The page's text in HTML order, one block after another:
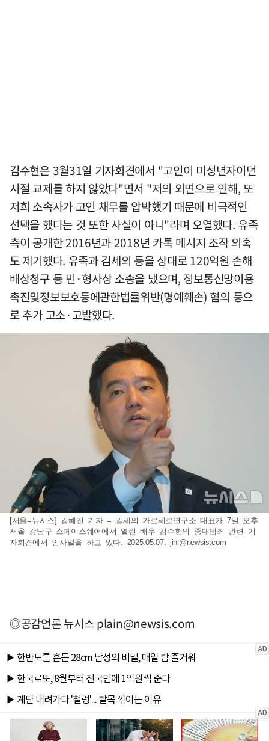
김수현은 3월31일 기자회견에서 "고인이 미성년자이던
시절 교제를 하지 않았다"면서 "저의 외면으로 인해, 또
저희 소속사가 고인 채무를 압박했기 때문에 비극적인
선택을 했다는 것 또한 사실이 아니"라며 오열했다. 유족
측이 공개한 2016년과 2018년 카톡 메시지 조작 의혹
도 제기했다. 유족과 김세의 등을 상대로 120억원 손해
배상청구 등 민·형사상 소송을 냈으며, 정보통신망이용
촉진및정보보호등에관한법률위반(명예훼손) 혐의 등으
로 추가 고소·고발했다.
[서울=뉴시스] 김혜진 기자 = 김세의 가로세로연구소 대표가 7일 오후
서울 강남구 스페이스쉐어에서 열린 배우 김수현의 중대범죄 관련 기
자회견에서 인사말을 하고 있다. 2025.05.07. jini@newsis.com
◎공감언론 뉴시스plain@newsis.com